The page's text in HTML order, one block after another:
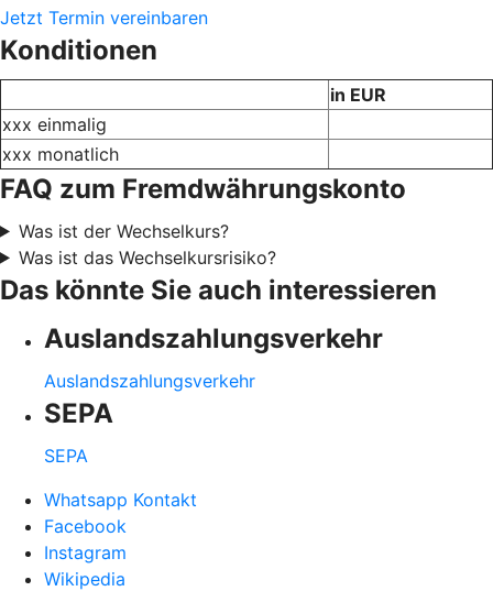
Jetzt Termin vereinbaren
Konditionen
in EUR
xxx einmalig
xxx monatlich
FAQ zum Fremdwährungskonto
Was ist der Wechselkurs?
Was ist das Wechselkursrisiko?
Das könnte Sie auch interessieren
Auslandszahlungsverkehr
Auslandszahlungsverkehr
SEPA
SEPA
Whatsapp Kontakt
Facebook
Instagram
Wikipedia